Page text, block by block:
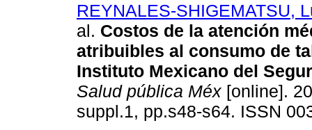
REYNALES-SHIGEMATSU,
al. Costos de la atención
atribuibles al consumo de
Instituto Mexicano del
Salud pública Méx [online].
suppl.1, pp.s48-s64. ISSN